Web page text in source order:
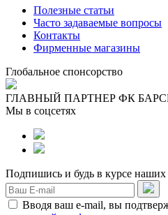
Полезные статьи
Часто задаваемые вопросы
Контакты
Фирменные магазины
Глобальное спонсорство
ГЛАВНЫЙ ПАРТНЕР ФК
Мы в соцсетях
Подпишись и будь в курсе
Вводя ваш e-mail, вы